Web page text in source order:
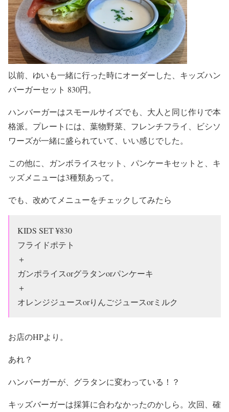
以前、ゆいも一緒に行った時にオーダーした、キッズハン
バーガーセット 830円。
ハンバーガーはスモールサイズでも、大人と同じ作りで本
格派。プレートには、葉物野菜、フレンチフライ、ビシソ
ワーズが一緒に盛られていて、いい感じでした。
この他に、ガンボライスセット、パンケーキセットと、キ
ッズメニューは3種類あって。
でも、改めてメニューをチェックしてみたら
KIDS SET ¥830
フライドポテト
＋
ガンポライスorグラタンorパンケーキ
＋
オレンジジュースorりんごジュースorミルク
お店のHPより。
あれ？
ハンバーガーが、グラタンに変わっている！？
キッズバーガーは採算に合わなかったのかしら。次回、確